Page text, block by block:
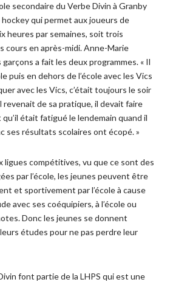
secondaire du Verbe Divin à Granby
qui permet aux joueurs de
heures par semaines, soit trois
cours en après-midi. Anne-Marie
garçons a fait les deux programmes. « Il
puis en dehors de l’école avec les Vics
avec les Vics, c’était toujours le soir
revenait de sa pratique, il devait faire
était fatigué le lendemain quand il
ses résultats scolaires ont écopé. »
ligues compétitives, vu que ce sont des
par l’école, les jeunes peuvent être
et sportivement par l’école à cause
avec ses coéquipiers, à l’école ou
Donc les jeunes se donnent
études pour ne pas perdre leur
font partie de la LHPS qui est une